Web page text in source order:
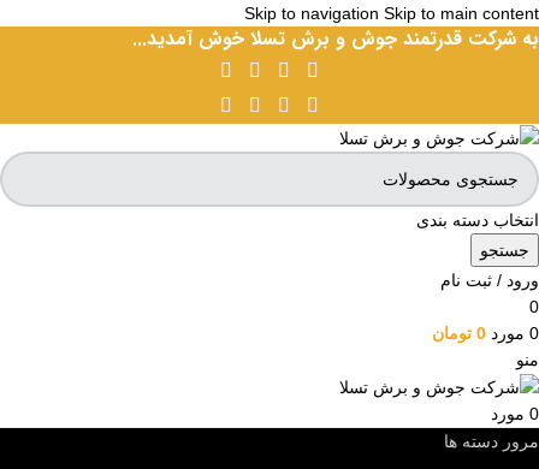
Skip to navigation Skip to main content
به شرکت قدرتمند جوش و برش تسلا خوش آمدید...
انتخاب دسته بندی
جستجو
ورود / ثبت نام
0
0 مورد 0 تومان
منو
0 مورد
مرور دسته ها